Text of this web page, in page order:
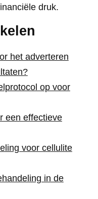
druk.
het adverteren
op voor
een effectieve
voor cellulite
in de